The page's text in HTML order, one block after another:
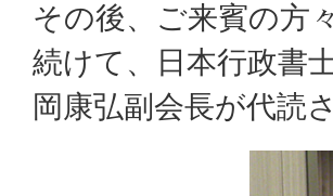
その後、ご来賓の方
続けて、日本行政書
岡康弘副会長が代読